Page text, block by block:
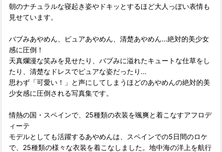
朝のナチュラルな寝起き姿やドキッとするほど大人っぽい表情も
見せています。
バブみあやめん、ピュアあやめん、清楚あやめん…絶対的美少女
感に圧倒！
天真爛漫な笑みを見せたり、バブみに溢れたキュートな仕草をし
たり、清楚なドレスでピュアな姿だったり…
思わず「可愛い！」と声にしてしまうほどのあやめんの絶対的美
少女感に圧倒される写真集です。
情熱の国・スペインで、25種類の衣装を颯爽と着こなすアフロデ
ィーテ
モデルとしても活躍するあやめんは、スペインでの5日間のロケ
で、25種類の様々な衣装を着こなしました。地中海の洋上を航行